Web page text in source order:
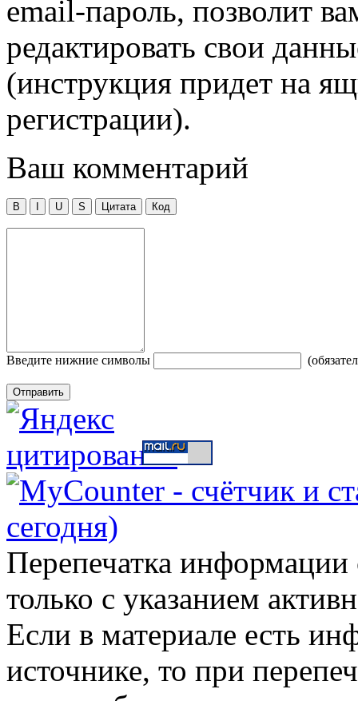
email-пароль, позволит
редактировать свои
(инструкция придет на
регистрации).
Ваш комментарий
B I U S Цитата Код
Введите нижние символы
Перепечатка
только с указанием
Если в материале есть
источнике, то при